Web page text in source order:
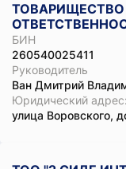
БИН
260540025411
Руководитель
Ван Дмитрий
Юридический адрес:
улица Воровского,